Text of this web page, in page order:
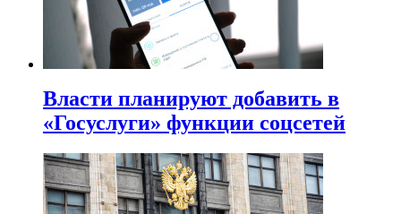
Власти планируют добавить в
«Госуслуги» функции соцсетей